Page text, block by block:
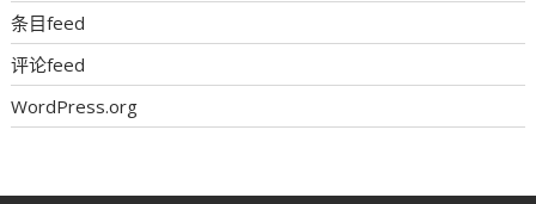
条目feed
评论feed
WordPress.org